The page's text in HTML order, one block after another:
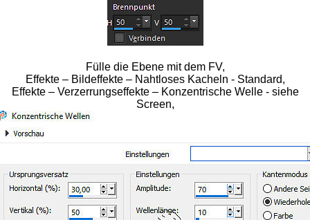
Fülle die Ebene mit dem FV,
Effekte – Bildeffekte – Nahtloses Kacheln - Standard,
Effekte – Verzerrungseffekte – Konzentrische Welle - siehe
Screen,